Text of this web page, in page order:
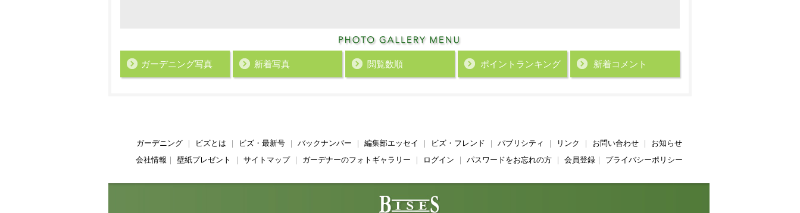
ガーデニング写真 新着写真 閲覧数順 ポイント ランキング 新着コメント
ガーデニング｜ ビズとは ビズ・最新号｜ バックナンバー 編集部エッセイ ビズ・フレンド パブリシティ リンク お問い合わせ｜ お知らせ
会社情報
壁紙プレゼント サイトマップ｜ ガーデナーのフォトギャラリー ログイン パスワードをお忘れの方｜ 会員登録｜ プライバシーポリシー